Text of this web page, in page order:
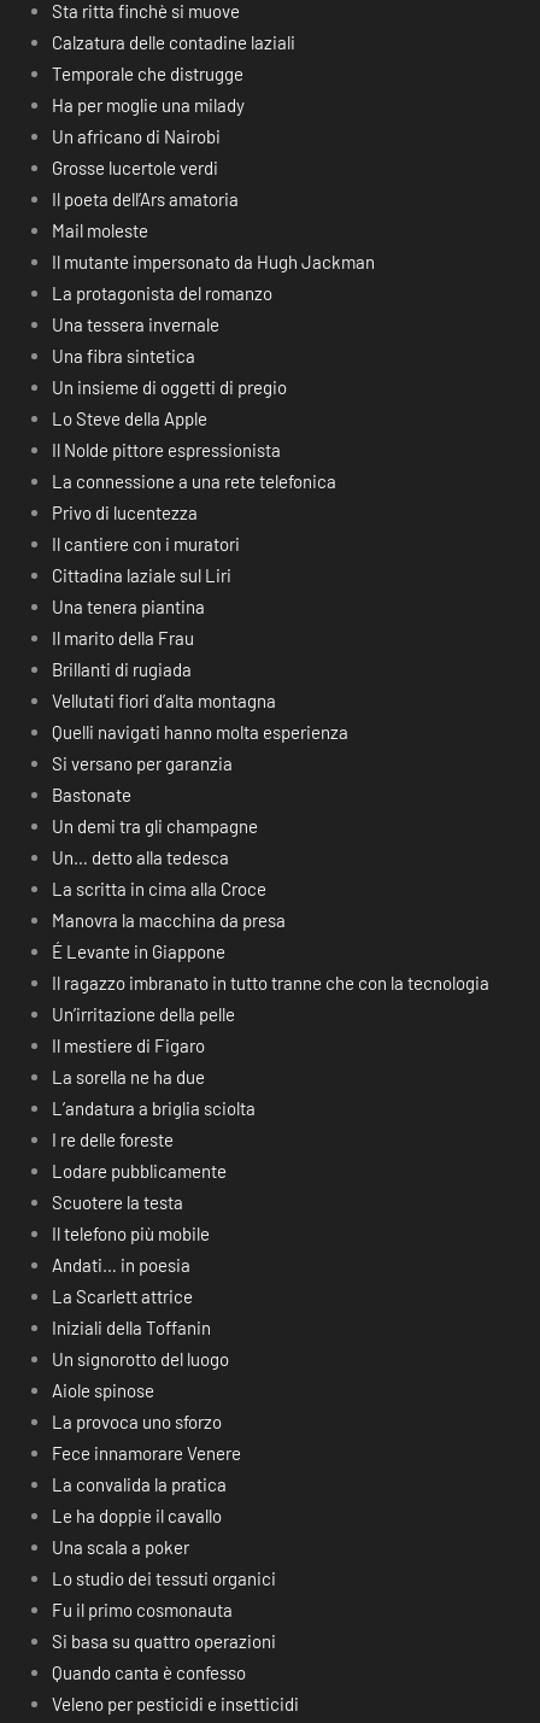
Sta ritta finchè si muove
Calzatura delle contadine laziali
Temporale che distrugge
Ha per moglie una milady
Un africano di Nairobi
Grosse lucertole verdi
Il poeta dell’Ars amatoria
Mail moleste
Il mutante impersonato da Hugh Jackman
La protagonista del romanzo
Una tessera invernale
Una fibra sintetica
Un insieme di oggetti di pregio
Lo Steve della Apple
Il Nolde pittore espressionista
La connessione a una rete telefonica
Privo di lucentezza
Il cantiere con i muratori
Cittadina laziale sul Liri
Una tenera piantina
Il marito della Frau
Brillanti di rugiada
Vellutati fiori d’alta montagna
Quelli navigati hanno molta esperienza
Si versano per garanzia
Bastonate
Un demi tra gli champagne
Un… detto alla tedesca
La scritta in cima alla Croce
Manovra la macchina da presa
É Levante in Giappone
Il ragazzo imbranato in tutto tranne che con la tecnologia
Un’irritazione della pelle
Il mestiere di Figaro
La sorella ne ha due
L’andatura a briglia sciolta
I re delle foreste
Lodare pubblicamente
Scuotere la testa
Il telefono più mobile
Andati… in poesia
La Scarlett attrice
Iniziali della Toffanin
Un signorotto del luogo
Aiole spinose
La provoca uno sforzo
Fece innamorare Venere
La convalida la pratica
Le ha doppie il cavallo
Una scala a poker
Lo studio dei tessuti organici
Fu il primo cosmonauta
Si basa su quattro operazioni
Quando canta è confesso
Veleno per pesticidi e insetticidi